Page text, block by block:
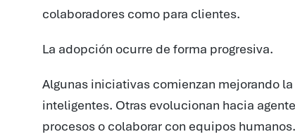
colaboradores como para clientes.
La adopción ocurre de forma progresiva.
Algunas iniciativas comienzan mejorando
inteligentes. Otras evolucionan hacia
procesos o colaborar con equipos